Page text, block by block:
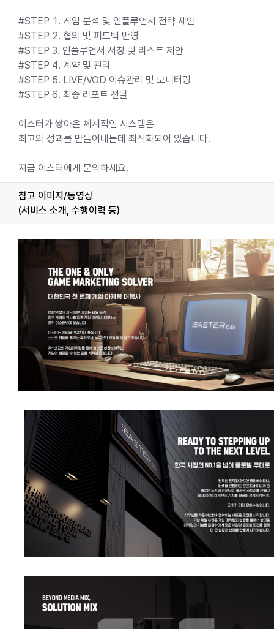
#STEP 1. 게임 분석 및 인플루언서 전략 제안
#STEP 2. 협의 및 피드백 반영
#STEP 3. 인플루언서 서칭 및 리스트 제안
#STEP 4. 계약 및 관리
#STEP 5. LIVE/VOD 이슈관리 및 모니터링
#STEP 6. 최종 리포트 전달
이스터가 쌓아온 체계적인 시스템은
최고의 성과를 만들어내는데 최적화되어 있습니다.
지금 이스터에게 문의하세요.
참고 이미지/동영상
(서비스 소개, 수행이력 등)